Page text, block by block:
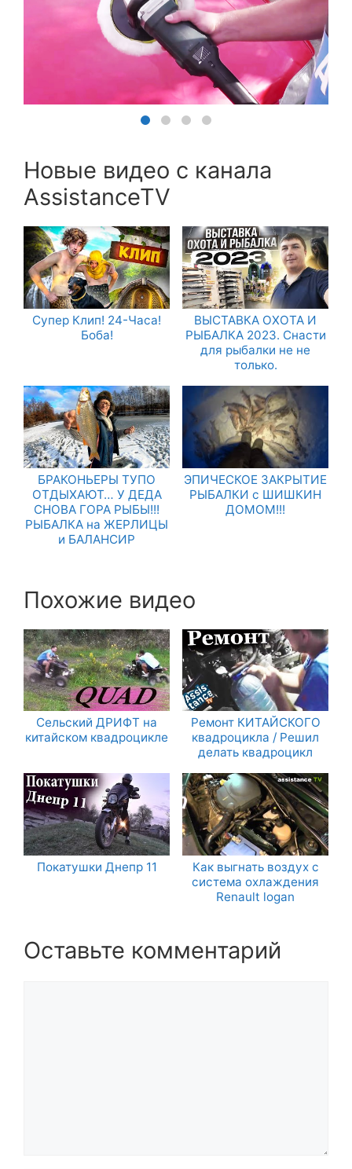
Новые видео с канала
AssistanceTV
Супер Клип! 24-Часа!
Боба!
ВЫСТАВКА ОХОТА И
РЫБАЛКА 2023. Снасти
для рыбалки не не
только.
БРАКОНЬЕРЫ ТУПО
ОТДЫХАЮТ… У ДЕДА
СНОВА ГОРА РЫБЫ!!!
РЫБАЛКА на ЖЕРЛИЦЫ
и БАЛАНСИР
ЭПИЧЕСКОЕ ЗАКРЫТИЕ
РЫБАЛКИ с ШИШКИН
ДОМОМ!!!
Похожие видео
Сельский ДРИФТ на
китайском квадроцикле
Ремонт КИТАЙСКОГО
квадроцикла / Решил
делать квадроцикл
Покатушки Днепр 11
Как выгнать воздух с
система охлаждения
Renault logan
Оставьте комментарий